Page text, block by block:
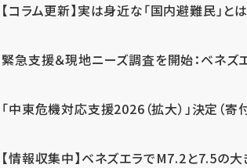
【コラム更新】実は身近な「国内避難民」
緊急支援＆現地ニーズ調査を開始：ベネ
「中東危機対応支援2026（拡大）」決定（寄
【情報収集中】ベネズエラでM7.2と7.5の